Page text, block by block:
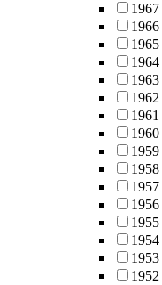
1967
1966
1965
1964
1963
1962
1961
1960
1959
1958
1957
1956
1955
1954
1953
1952